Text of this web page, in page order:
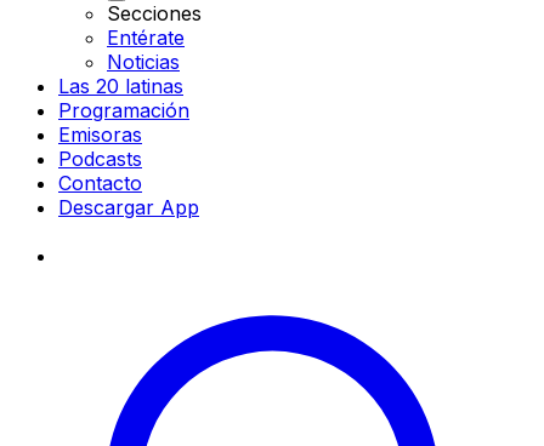
Secciones
Entérate
Noticias
Las 20 latinas
Programación
Emisoras
Podcasts
Contacto
Descargar App